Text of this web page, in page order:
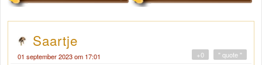
Saartje
01 september 2023 om 17:01 " quote "
+0